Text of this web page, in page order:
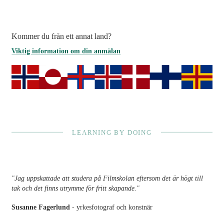
Kommer du från ett annat land?
Viktig information om din anmälan
LEARNING BY DOING
"Jag uppskattade att studera på Filmskolan eftersom det är högt till
tak och det finns utrymme för fritt skapande."
Susanne Fagerlund- yrkesfotograf och konstnär